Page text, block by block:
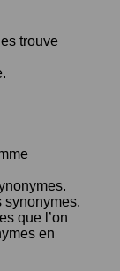
trouve
synonymes.
que l’on
en